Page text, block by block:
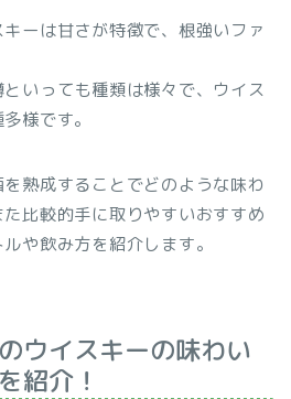
ーは甘さが特徴で、根強いファ
いっても種類は様々で、ウイス
様です。
熟成することでどのような味わ
比較的手に取りやすいおすすめ
や飲み方を紹介します。
ウイスキーの味わい
紹介！